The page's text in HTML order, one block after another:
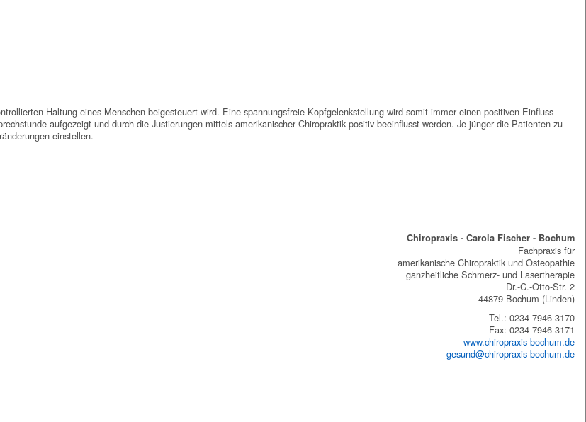
Haltung eines Menschen beigesteuert wird. Eine spannungsfreie Kopfgelenkstellung wird somit immer einen positiven Einfluss
aufgezeigt und durch die Justierungen mittels amerikanischer Chiropraktik positiv beeinflusst werden. Je jünger die Patienten zu
einstellen.
Chiropraxis - Carola Fischer - Bochum
Fachpraxis für
amerikanische Chiropraktik und Osteopathie
ganzheitliche Schmerz- und Lasertherapie
Dr.-C.-Otto-Str. 2
44879 Bochum (Linden)
Tel.: 0234 7946 3170
Fax: 0234 7946 3171
www.chiropraxis-bochum.de
gesund@chiropraxis-bochum.de